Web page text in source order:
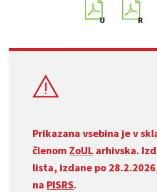
Prikazana vsebina je v
členom ZoUL arhivska.
lista, izdane po
na PISRS.